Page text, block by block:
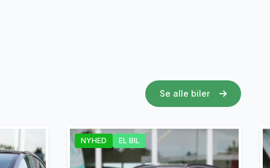
Se alle biler
NYHED EL BIL